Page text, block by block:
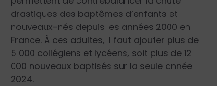
drastiques des baptêmes d’enfants et
nouveaux-nés depuis les années 2000 en
France. À ces adultes, il faut ajouter plus de
5 000 collégiens et lycéens, soit plus de 12
000 nouveaux baptisés sur la seule année
2024.